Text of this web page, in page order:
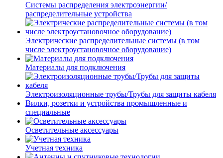
Системы распределения электроэнергии/
распределительные устройства
Электрические распределительные системы (в том
числе электроустановочное оборудование)
Материалы для подключения
Электроизоляционные трубы/Трубы для защиты кабеля
Вилки, розетки и устройства промышленные и
специальные
Осветительные аксессуары
Учетная техника